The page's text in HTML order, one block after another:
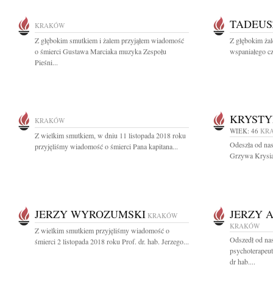
KRAKÓW
Z głębokim smutkiem i żalem przyjąłem wiadomość
o śmierci Gustawa Marciaka muzyka Zespołu
Pieśni...
Z głębokim
wspaniałego
KRAKÓW
Z wielkim smutkiem, w dniu 11 listopada 2018 roku
przyjęliśmy wiadomość o śmierci Pana kapitana...
WIEK: 46
Odeszła od
Grzywa
JERZY WYROZUMSKI KRAKÓW
Z wielkim smutkiem przyjęliśmy wiadomość o
śmierci 2 listopada 2018 roku Prof. dr. hab. Jerzego...
JERZY
KRAKÓW
Odszedł od
dr hab....